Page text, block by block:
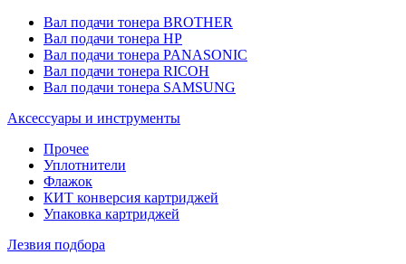
Вал подачи тонера BROTHER
Вал подачи тонера HP
Вал подачи тонера PANASONIC
Вал подачи тонера RICOH
Вал подачи тонера SAMSUNG
Аксессуары и инструменты
Прочее
Уплотнители
Флажок
КИТ конверсия картриджей
Упаковка картриджей
Лезвия подбора